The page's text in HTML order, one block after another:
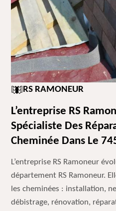
RS RAMONEUR
L’entreprise RS
Spécialiste Des
Cheminée Dans Le
L’entreprise RS Ramoneur
département RS Ramoneur.
les cheminées : installation,
débistrage, rénovation,